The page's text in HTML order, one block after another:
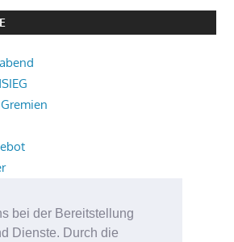
bei der Bereitstellung
Dienste. Durch die